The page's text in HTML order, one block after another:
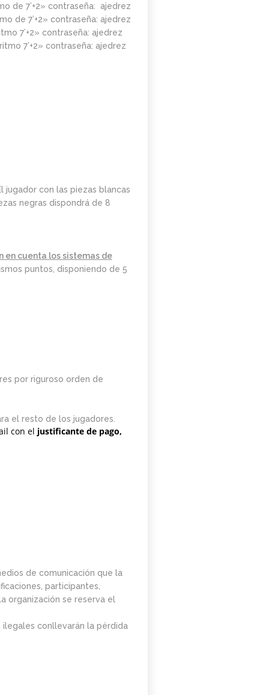
DE MARZO.
20.15H
de 7’+2» contraseña: ajedrez
de 7’+2» contraseña: ajedrez
7’+2» contraseña: ajedrez
7’+2» contraseña: ajedrez
jugador con las piezas blancas
negras dispondrá de 8
en cuenta los sistemas de
puntos, disponiendo de 5
por riguroso orden de
el resto de los jugadores.
con el justificante de pago,
de comunicación que la
participantes,
organización se reserva el
ilegales conllevarán la pérdida